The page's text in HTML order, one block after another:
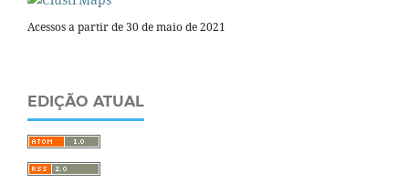
Acessos a partir de 30 de maio de 2021
EDIÇÃO ATUAL